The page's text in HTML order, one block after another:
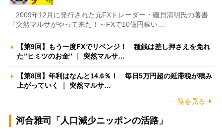
2009年12月に発行された元FXトレーダー・磯貝清明氏の著書
『突然マルサがやって来た！～FXで10億円稼い…
【第9回】もう一度FXでリベンジ！ 種銭は差し押さえを免れ
た”ヒミツのお金” ｜ 突然マルサ…
【第8回】年利はなんと14.6％！ 毎日5万円超の延滞税が積み
上がっていく ｜ 突然マルサ…
一覧を見る
河合雅司「人口減少ニッポンの活路」